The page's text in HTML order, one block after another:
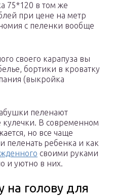
75*120 в том же
при цене на метр
с пеленки вообще
своего карапуза вы
бортики в кроватку
(выкройка
пеленают
В современном
но все чаще
пеленать ребенка и как
своими руками
и уютно в них.
на голову для